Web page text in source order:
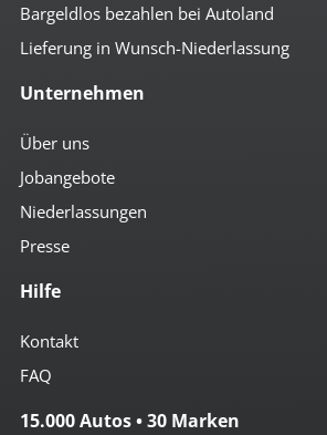
Bargeldlos bezahlen bei Autoland
Lieferung in Wunsch-Niederlassung
Unternehmen
Über uns
Jobangebote
Niederlassungen
Presse
Hilfe
Kontakt
FAQ
15.000 Autos • 30 Marken